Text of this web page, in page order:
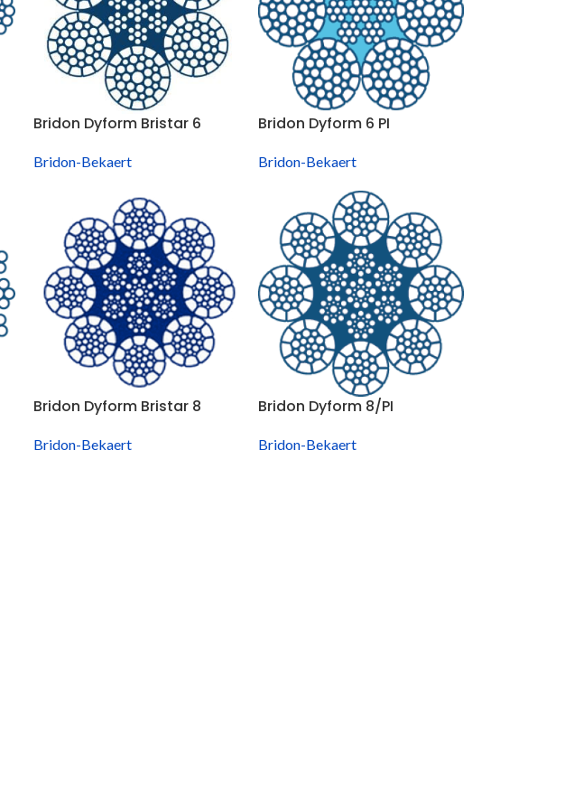
Bridon Dyform Bristar 6
Bridon-Bekaert
Bridon Dyform 6 PI
Bridon-Bekaert
Bridon Dyform Bristar 8
Bridon-Bekaert
Bridon Dyform 8/PI
Bridon-Bekaert